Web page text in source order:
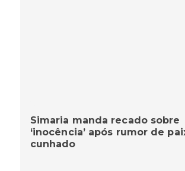
Simaria manda recado sobre
‘inocência’ após rumor de
cunhado